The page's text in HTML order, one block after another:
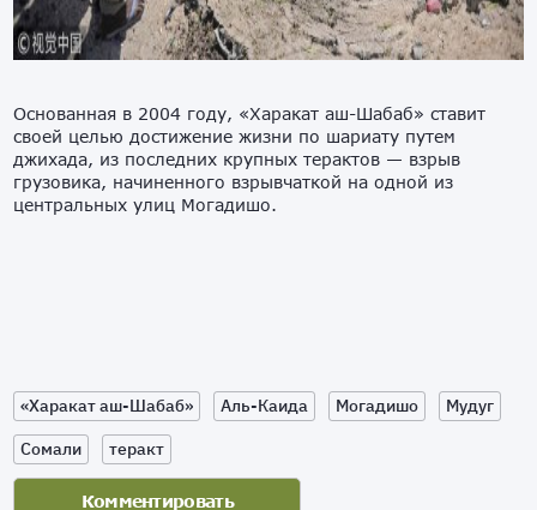
Основанная в 2004 году, «Харакат аш-Шабаб» ставит
своей целью достижение жизни по шариату путем
джихада, из последних крупных терактов — взрыв
грузовика, начиненного взрывчаткой на одной из
центральных улиц Могадишо.
«Харакат аш-Шабаб» Аль-Каида Могадишо
Мудуг
Сомали
теракт